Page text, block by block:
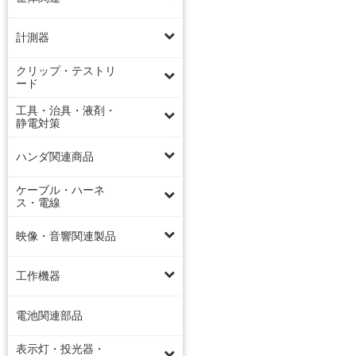
計測器
クリップ・テストリ
ード
工具・治具・液剤・
静電対策
ハンダ関連商品
ケーブル・ハーネ
ス・電線
映像・音響関連製品
工作機器
電池関連部品
表示灯・投光器・